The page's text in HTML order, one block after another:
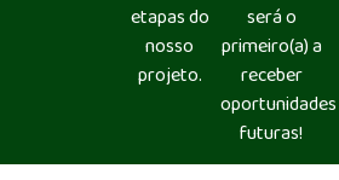
etapas do
nosso
projeto.
será o
primeiro(a) a
receber
oportunidades
futuras!